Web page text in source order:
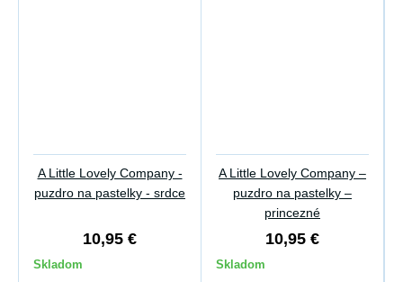
A Little Lovely Company -
puzdro na pastelky - srdce
10,95 €
Skladom
A Little Lovely Company –
puzdro na pastelky –
princezné
10,95 €
Skladom